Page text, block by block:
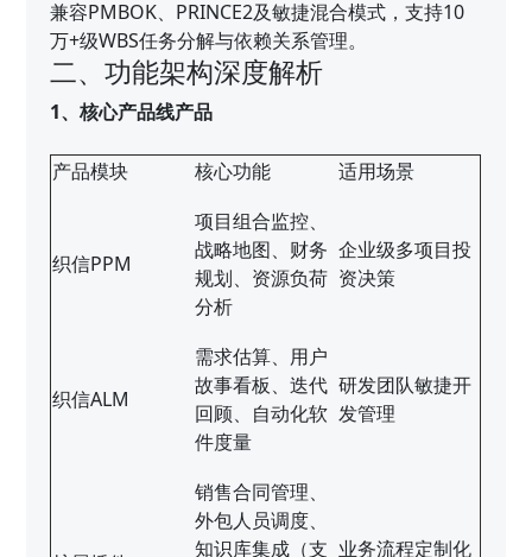
兼容PMBOK、PRINCE2及敏捷混合模式，支持10
万+级WBS任务分解与依赖关系管理。
二、功能架构深度解析
1、核心产品线产品
产品模块 核心功能 适用场景
织信PPM
项目组合监控、
战略地图、财务
规划、资源负荷
分析
企业级多项目投
资决策
织信ALM
需求估算、用户
故事看板、迭代
回顾、自动化软
件度量
研发团队敏捷开
发管理
销售合同管理、
外包人员调度、
知识库集成（支 业务流程定制化